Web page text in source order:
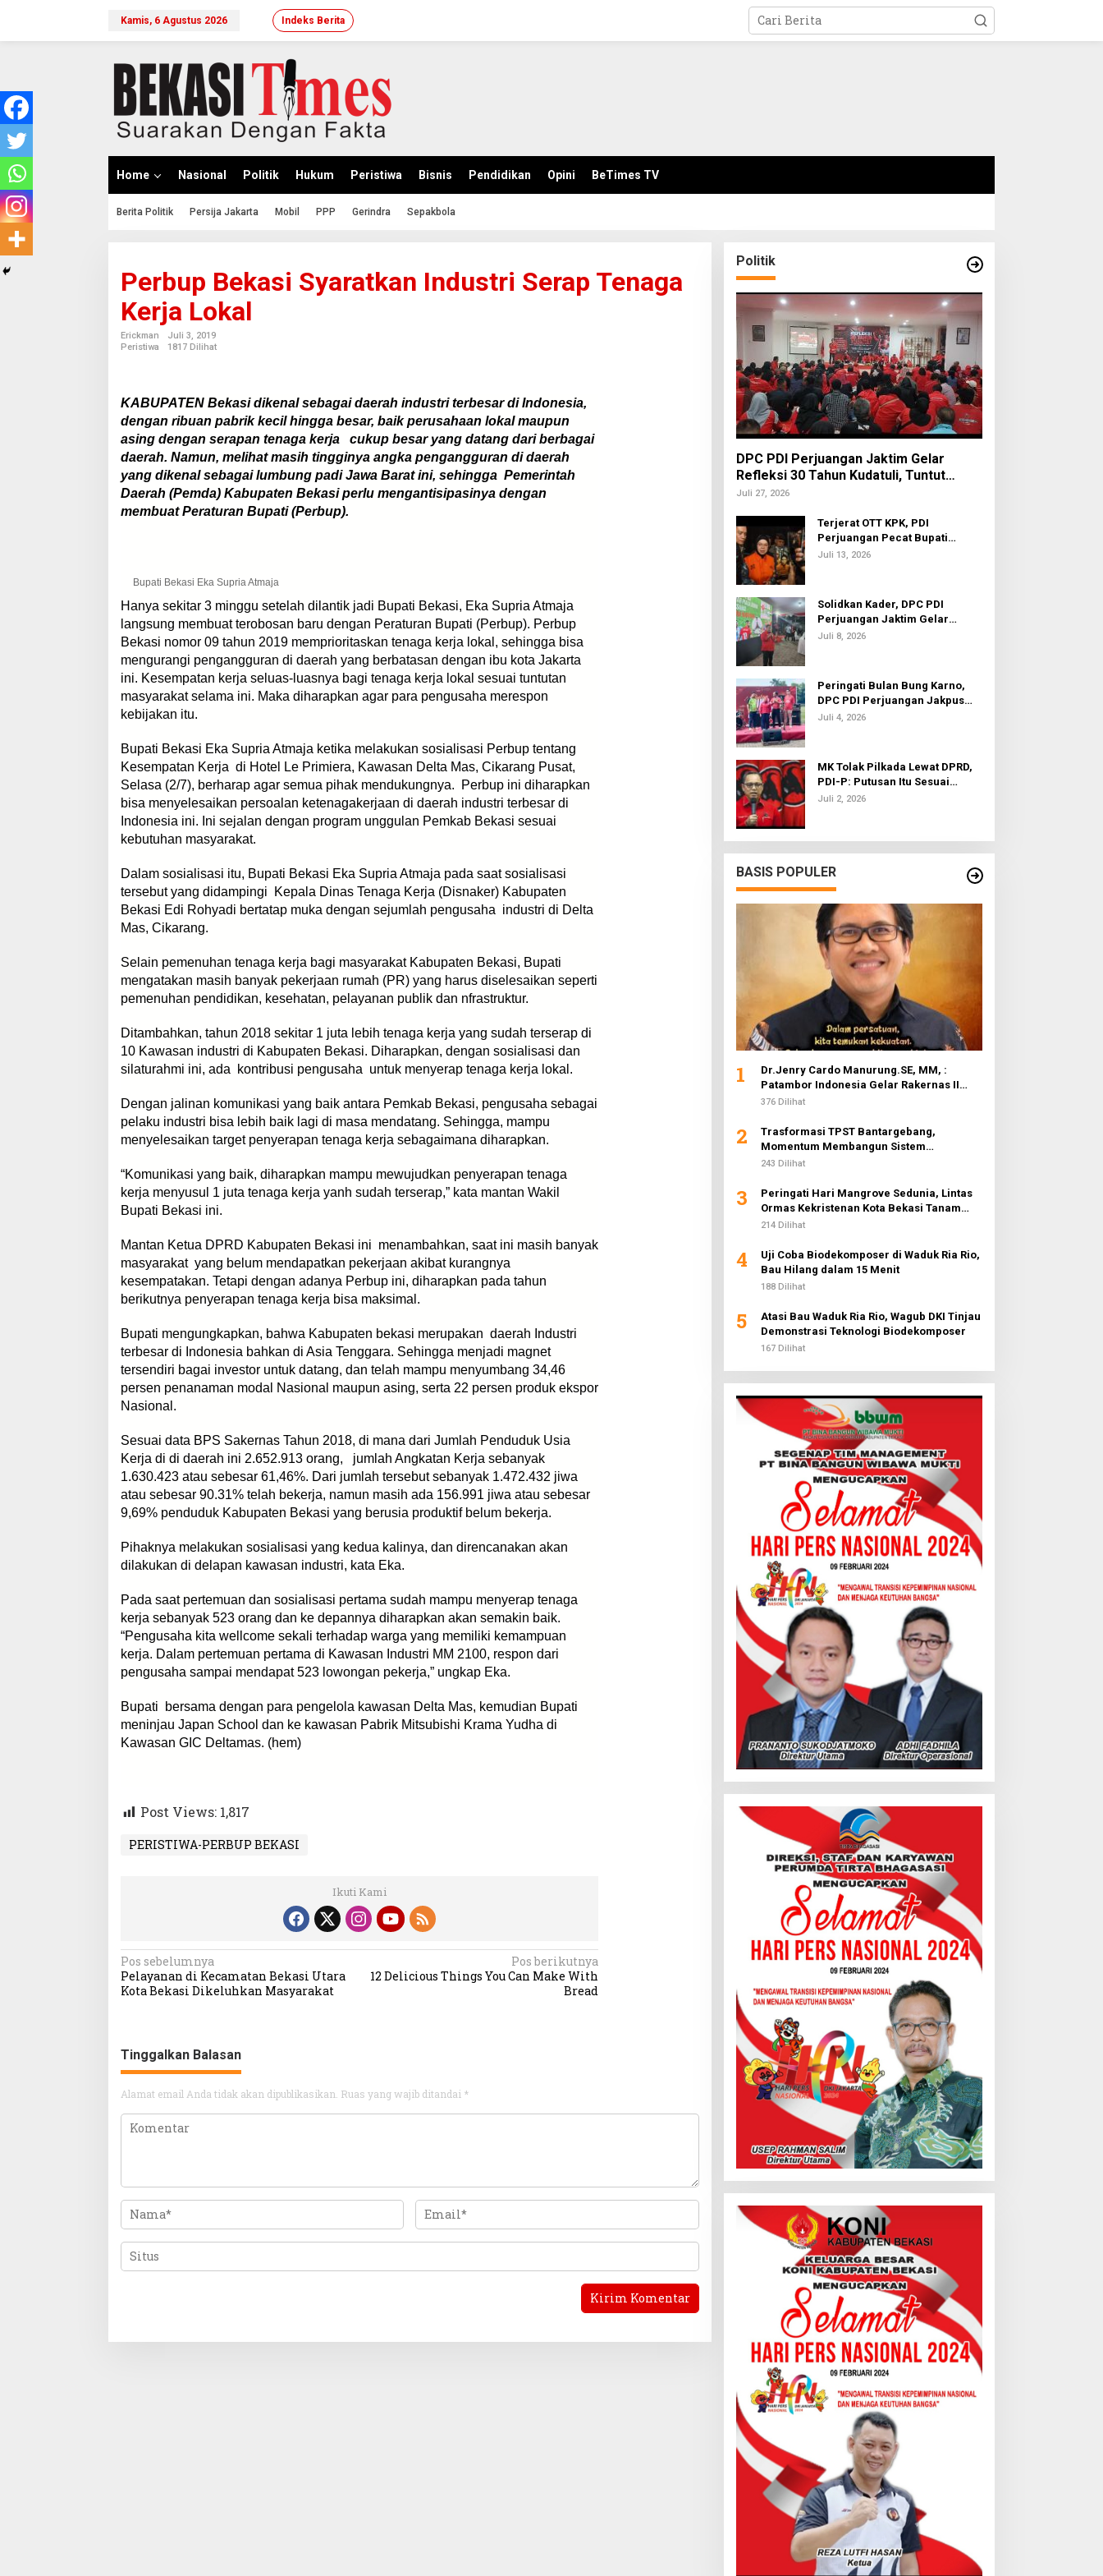
Kamis, 6 Agustus 2026 Indeks Berita
Home Nasional Politik Hukum Peristiwa Bisnis Pendidikan Opini BeTimes TV
Berita Politik Persija Jakarta Mobil PPP Gerindra Sepakbola
Perbup Bekasi Syaratkan Industri Serap Tenaga
Kerja Lokal
Erickman
Juli 3, 2019
Peristiwa
1817 Dilihat
KABUPATEN Bekasi dikenal sebagai daerah industri terbesar di Indonesia,
dengan ribuan pabrik kecil hingga besar, baik perusahaan lokal maupun
asing dengan serapan tenaga kerja cukup besar yang datang dari berbagai
daerah. Namun, melihat masih tingginya angka pengangguran di daerah
yang dikenal sebagai lumbung padi Jawa Barat ini, sehingga Pemerintah
Daerah (Pemda) Kabupaten Bekasi perlu mengantisipasinya dengan
membuat Peraturan Bupati (Perbup).
Bupati Bekasi Eka Supria Atmaja
Hanya sekitar 3 minggu setelah dilantik jadi Bupati Bekasi, Eka Supria Atmaja
langsung membuat terobosan baru dengan Peraturan Bupati (Perbup). Perbup
Bekasi nomor 09 tahun 2019 memprioritaskan tenaga kerja lokal, sehingga bisa
mengurangi pengangguran di daerah yang berbatasan dengan ibu kota Jakarta
ini. Kesempatan kerja seluas-luasnya bagi tenaga kerja lokal sesuai tuntutan
masyarakat selama ini. Maka diharapkan agar para pengusaha merespon
kebijakan itu.
Bupati Bekasi Eka Supria Atmaja ketika melakukan sosialisasi Perbup tentang
Kesempatan Kerja di Hotel Le Primiera, Kawasan Delta Mas, Cikarang Pusat,
Selasa (2/7), berharap agar semua pihak mendukungnya. Perbup ini diharapkan
bisa menyelesaikan persoalan ketenagakerjaan di daerah industri terbesar di
Indonesia ini. Ini sejalan dengan program unggulan Pemkab Bekasi sesuai
kebutuhan masyarakat.
Dalam sosialisasi itu, Bupati Bekasi Eka Supria Atmaja pada saat sosialisasi
tersebut yang didampingi Kepala Dinas Tenaga Kerja (Disnaker) Kabupaten
Bekasi Edi Rohyadi bertatap muka dengan sejumlah pengusaha industri di Delta
Mas, Cikarang.
Selain pemenuhan tenaga kerja bagi masyarakat Kabupaten Bekasi, Bupati
mengatakan masih banyak pekerjaan rumah (PR) yang harus diselesaikan seperti
pemenuhan pendidikan, kesehatan, pelayanan publik dan nfrastruktur.
Ditambahkan, tahun 2018 sekitar 1 juta lebih tenaga kerja yang sudah terserap di
10 Kawasan industri di Kabupaten Bekasi. Diharapkan, dengan sosialisasi dan
silaturahmi ini, ada kontribusi pengusaha untuk menyerap tenaga kerja lokal.
Dengan jalinan komunikasi yang baik antara Pemkab Bekasi, pengusaha sebagai
pelaku industri bisa lebih baik lagi di masa mendatang. Sehingga, mampu
menyelesaikan target penyerapan tenaga kerja sebagaimana diharapkan.
“Komunikasi yang baik, diharapkan mampu mewujudkan penyerapan tenaga
kerja menyusul 1 juta tenaga kerja yanh sudah terserap,” kata mantan Wakil
Bupati Bekasi ini.
Mantan Ketua DPRD Kabupaten Bekasi ini menambahkan, saat ini masih banyak
masyarakat yang belum mendapatkan pekerjaan akibat kurangnya
kesempatakan. Tetapi dengan adanya Perbup ini, diharapkan pada tahun
berikutnya penyerapan tenaga kerja bisa maksimal.
Bupati mengungkapkan, bahwa Kabupaten bekasi merupakan daerah Industri
terbesar di Indonesia bahkan di Asia Tenggara. Sehingga menjadi magnet
tersendiri bagai investor untuk datang, dan telah mampu menyumbang 34,46
persen penanaman modal Nasional maupun asing, serta 22 persen produk ekspor
Nasional.
Sesuai data BPS Sakernas Tahun 2018, di mana dari Jumlah Penduduk Usia
Kerja di di daerah ini 2.652.913 orang, jumlah Angkatan Kerja sebanyak
1.630.423 atau sebesar 61,46%. Dari jumlah tersebut sebanyak 1.472.432 jiwa
atau sebesar 90.31% telah bekerja, namun masih ada 156.991 jiwa atau sebesar
9,69% penduduk Kabupaten Bekasi yang berusia produktif belum bekerja.
Pihaknya melakukan sosialisasi yang kedua kalinya, dan direncanakan akan
dilakukan di delapan kawasan industri, kata Eka.
Pada saat pertemuan dan sosialisasi pertama sudah mampu menyerap tenaga
kerja sebanyak 523 orang dan ke depannya diharapkan akan semakin baik.
“Pengusaha kita wellcome sekali terhadap warga yang memiliki kemampuan
kerja. Dalam pertemuan pertama di Kawasan Industri MM 2100, respon dari
pengusaha sampai mendapat 523 lowongan pekerja,” ungkap Eka.
Bupati bersama dengan para pengelola kawasan Delta Mas, kemudian Bupati
meninjau Japan School dan ke kawasan Pabrik Mitsubishi Krama Yudha di
Kawasan GIC Deltamas. (hem)
Post Views: 1,817
PERISTIWA-PERBUP BEKASI
Ikuti Kami
Navigasi
pos
Pos sebelumnya
Pelayanan di Kecamatan Bekasi Utara
Kota Bekasi Dikeluhkan Masyarakat
Pos berikutnya
12 Delicious Things You Can Make With
Bread
Tinggalkan Balasan
Alamat email Anda tidak akan dipublikasikan. Ruas yang wajib ditandai *
Politik
DPC PDI Perjuangan Jaktim Gelar
Refleksi 30 Tahun Kudatuli, Tuntut
Penuntasan Hukum Aktor Intelektual
Juli 27, 2026
Terjerat OTT KPK, PDI
Perjuangan Pecat Bupati
Sukoharjo Etik Suryani
Juli 13, 2026
Solidkan Kader, DPC PDI
Perjuangan Jaktim Gelar
Nobar Piala Dunia 2026
Juli 8, 2026
Peringati Bulan Bung Karno,
DPC PDI Perjuangan Jakpus
Gelar Turnamen Sepak Bola U-
Juli 4, 2026
MK Tolak Pilkada Lewat DPRD,
PDI-P: Putusan Itu Sesuai
dengan Semangat Reformasi
Juli 2, 2026
BASIS POPULER
1
Dr.Jenry Cardo Manurung.SE, MM, :
Patambor Indonesia Gelar Rakernas II
Evaluasi Program Kerja
376 Dilihat
2
Trasformasi TPST Bantargebang,
Momentum Membangun Sistem
Lingkungan Terpadu Menuju 5 Abad
243 Dilihat
3
Peringati Hari Mangrove Sedunia, Lintas
Ormas Kekristenan Kota Bekasi Tanam
3.000 Pohon di Pantai Sederhana
214 Dilihat
4
Uji Coba Biodekomposer di Waduk Ria Rio,
Bau Hilang dalam 15 Menit
188 Dilihat
5
Atasi Bau Waduk Ria Rio, Wagub DKI Tinjau
Demonstrasi Teknologi Biodekomposer
167 Dilihat